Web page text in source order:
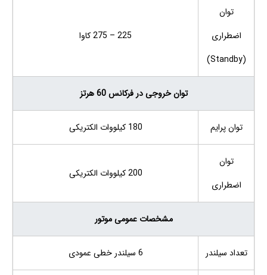
توان
اضطراری
(Standby)
225 – 275 کاوا
توان خروجی در فرکانس 60 هرتز
توان پرایم 180 کیلووات الکتریکی
توان
اضطراری
200 کیلووات الکتریکی
مشخصات عمومی موتور
تعداد سیلندر 6 سیلندر خطی عمودی